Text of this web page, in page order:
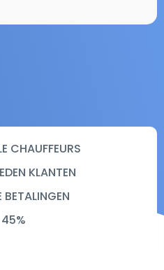
CHAUFFEURS
KLANTEN
BETALINGEN
45%